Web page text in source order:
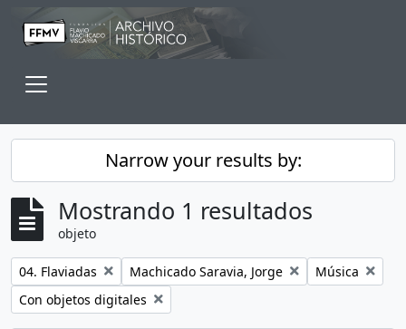
Skip to main content
Narrow your results by:
Mostrando 1 resultados
objeto
Remove filter:
04. Flaviadas Remove filter:
Machicado Saravia, Jorge Remove filter:
Música
Remove filter:
Con objetos digitales